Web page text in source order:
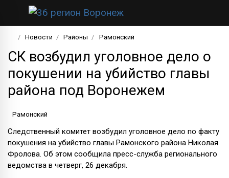
Новости Районы Рамонский
СК возбудил уголовное дело о
покушении на убийство главы
района под Воронежем
Рамонский
Следственный комитет возбудил уголовное дело по факту
покушения на убийство главы Рамонского района Николая
Фролова. Об этом сообщила пресс-служба регионального
ведомства в четверг, 26 декабря.